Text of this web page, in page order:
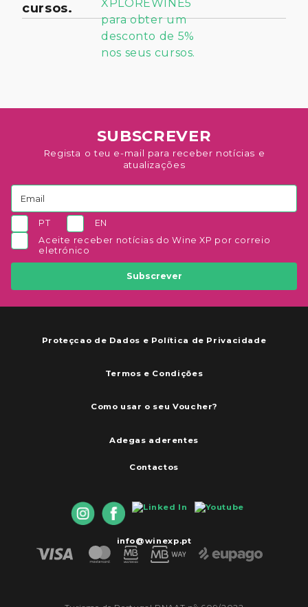
cursos.
SUBSCREVER
Regista o teu e-mail para receber notícias e
atualizações
PT
EN
Aceite receber notícias do Wine XP por correio
eletrónico
Subscrever
Proteçcao de Dados e Política de Privacidade
Termos e Condições
Como usar o seu Voucher?
Adegas aderentes
Contactos
info@winexp.pt